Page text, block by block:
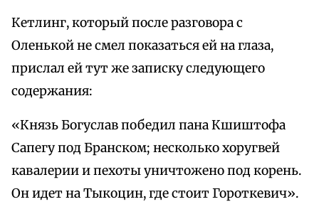
Кетлинг, который после разговора с
Оленькой не смел показаться ей на глаза,
прислал ей тут же записку следующего
содержания:
«Князь Богуслав победил пана Кшиштофа
Сапегу под Бранском; несколько хоругвей
кавалерии и пехоты уничтожено под корень.
Он идет на Тыкоцин, где стоит Гороткевич».